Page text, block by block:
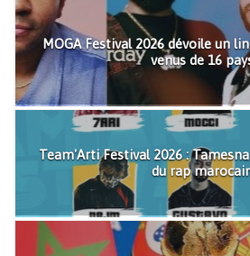
MOGA Festival 2026 dévoile un
venus de 16
Team'Arti Festival 2026 :
du rap